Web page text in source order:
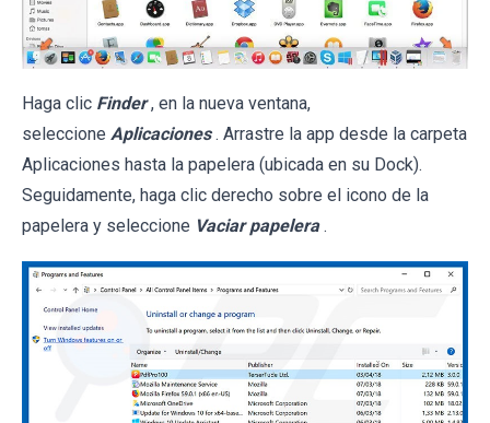
Haga clic Finder , en la nueva ventana,
seleccione Aplicaciones . Arrastre la app desde la carpeta
Aplicaciones hasta la papelera (ubicada en su Dock).
Seguidamente, haga clic derecho sobre el icono de la
papelera y seleccione Vaciar papelera .